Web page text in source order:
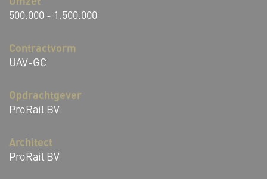
500.000 - 1.500.000
Contractvorm
UAV-GC
Opdrachtgever
ProRail BV
Architect
ProRail BV